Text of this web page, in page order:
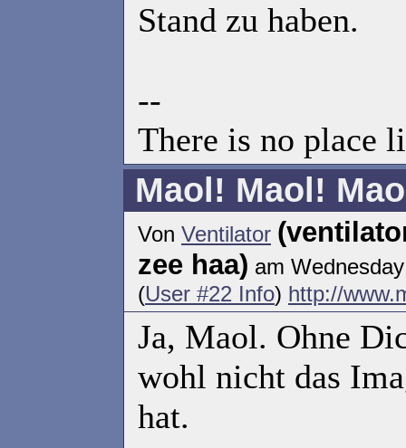
Stand zu haben.
--
There is no place
Maol! Maol!
Von Ventilator
zee haa) am
(User #22 Info) http://
Ja, Maol. Ohne
wohl nicht das
hat.